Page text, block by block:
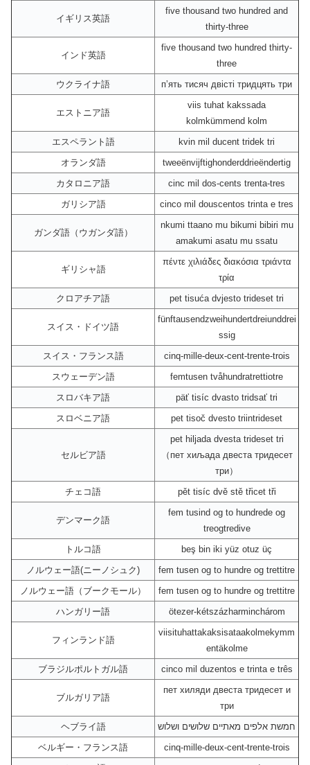
イギリス英語
five thousand two hundred and
thirty-three
インド英語
five thousand two hundred thirty-
three
ウクライナ語
пʼять тисяч двісті тридцять три
エストニア語
viis tuhat kakssada
kolmkümmend kolm
エスペラント語
kvin mil ducent tridek tri
オランダ語
tweeënvijftighonderddrieëndertig
カタロニア語
cinc mil dos-cents trenta-tres
ガリシア語
cinco mil douscentos trinta e tres
ガンダ語（ウガンダ語）
nkumi ttaano mu bikumi bibiri mu
amakumi asatu mu ssatu
ギリシャ語
πέντε χιλιάδες διακόσια τριάντα
τρία
クロアチア語
pet tisuća dvjesto trideset tri
スイス・ドイツ語
fünftausendzweihundertdreiunddrei
ssig
スイス・フランス語
cinq-mille-deux-cent-trente-trois
スウェーデン語
femtusen tvåhundratrettiotre
スロバキア語
päť tisíc dvasto tridsať tri
スロベニア語
pet tisoč dvesto triintrideset
セルビア語
pet hiljada dvesta trideset tri
（пет хиљада двеста тридесет
три）
チェコ語
pět tisíc dvě stě třicet tři
デンマーク語
fem tusind og to hundrede og
treogtredive
トルコ語
beş bin iki yüz otuz üç
ノルウェー語(ニーノシュク)
fem tusen og to hundre og trettitre
ノルウェー語（ブークモール）
fem tusen og to hundre og trettitre
ハンガリー語
ötezer-kétszázharminchárom
フィンランド語
viisituhattakaksisataakolmekymm
entäkolme
ブラジルポルトガル語
cinco mil duzentos e trinta e três
ブルガリア語
пет хиляди двеста тридесет и
три
ヘブライ語
חמשת אלפים מאתיים שלושים ושלוש
ベルギー・フランス語
cinq-mille-deux-cent-trente-trois